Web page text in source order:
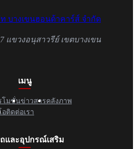
บางเขนฮอนด้าคาร์ส์ จำกัด
แขวงอนุสาวรีย์ เขตบางเขน
เมนู
โมชั่นข่าวสารคลังภาพ
อติดต่อเรา
และอุปกรณ์เสริม